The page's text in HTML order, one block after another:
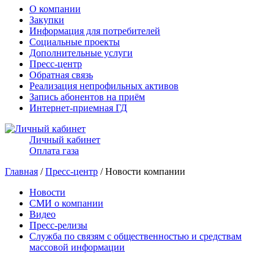
О компании
Закупки
Информация для потребителей
Социальные проекты
Дополнительные услуги
Пресс-центр
Обратная связь
Реализация непрофильных активов
Запись абонентов на приём
Интернет-приемная ГД
Личный кабинет
Оплата газа
Главная /Пресс-центр / Новости компании
Новости
СМИ о компании
Видео
Пресс-релизы
Служба по связям с общественностью и средствам
массовой информации